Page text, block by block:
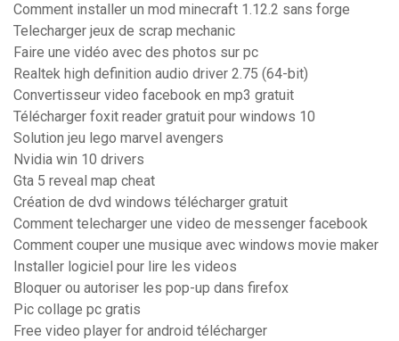
Comment installer un mod minecraft 1.12.2 sans forge
Telecharger jeux de scrap mechanic
Faire une vidéo avec des photos sur pc
Realtek high definition audio driver 2.75 (64-bit)
Convertisseur video facebook en mp3 gratuit
Télécharger foxit reader gratuit pour windows 10
Solution jeu lego marvel avengers
Nvidia win 10 drivers
Gta 5 reveal map cheat
Création de dvd windows télécharger gratuit
Comment telecharger une video de messenger facebook
Comment couper une musique avec windows movie maker
Installer logiciel pour lire les videos
Bloquer ou autoriser les pop-up dans firefox
Pic collage pc gratis
Free video player for android télécharger